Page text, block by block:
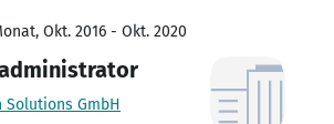
Okt. 2016 - Okt. 2020
Solutions GmbH